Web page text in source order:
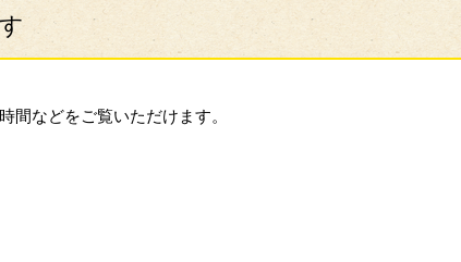
間などをご覧いただけます。